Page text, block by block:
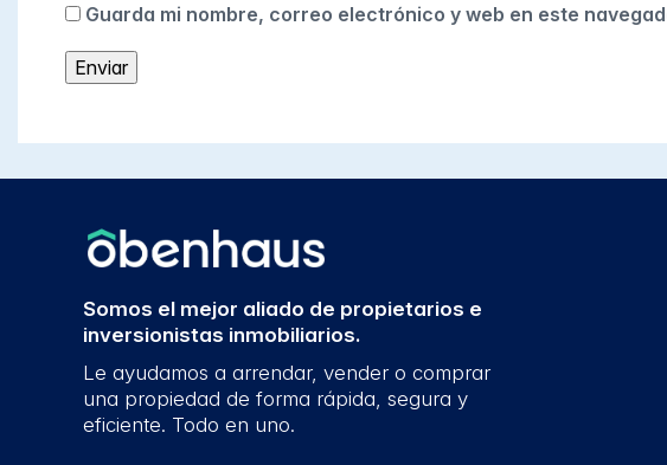
Guarda mi nombre, correo electrónico y web en este
Somos el mejor aliado de propietarios e
inversionistas inmobiliarios.
Le ayudamos a arrendar, vender o comprar
una propiedad de forma rápida, segura y
eficiente. Todo en uno.